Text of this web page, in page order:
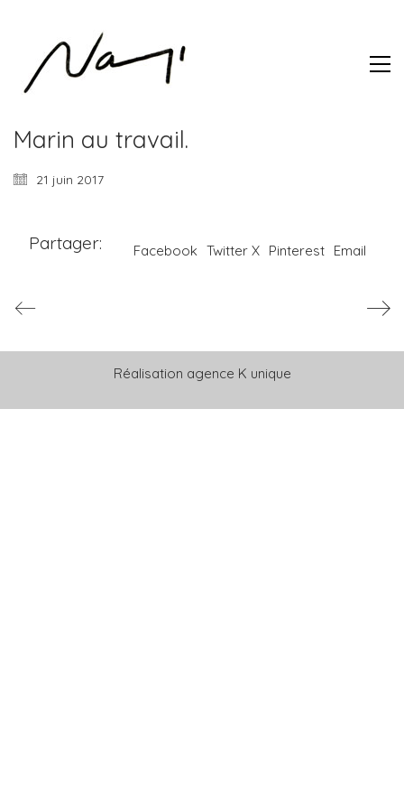
Marin au travail.
21 juin 2017
Partager: Facebook Twitter X Pinterest Email
Réalisation agence K unique